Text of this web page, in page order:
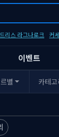
리스 라그나로크 커
이벤트
별 카테고